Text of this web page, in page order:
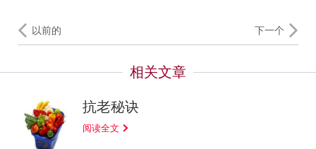
以前的 下一个
抗老秘诀
阅读全文